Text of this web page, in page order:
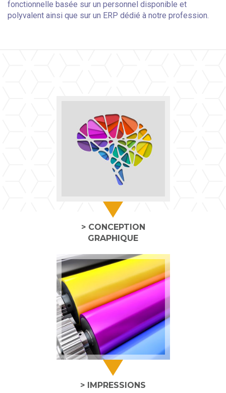
fonctionnelle basée sur un personnel disponible et
polyvalent ainsi que sur un ERP dédié à notre profession.
> CONCEPTION
GRAPHIQUE
> IMPRESSIONS